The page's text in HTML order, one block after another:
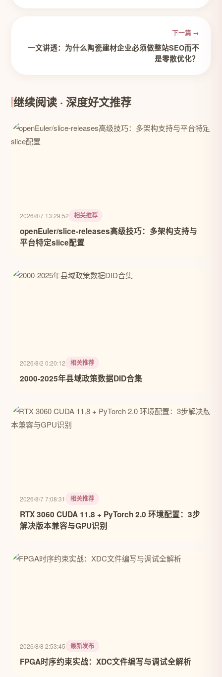
下一篇 →
一文讲透：为什么陶瓷建材企业必须做整站SEO而不
是零散优化？
继续阅读 · 深度好文推荐
2026/8/7 13:29:52 相关推荐
openEuler/slice-releases高级技巧：多架构支持与
平台特定slice配置
2026/8/2 0:20:12 相关推荐
2000-2025年县域政策数据DID合集
2026/8/7 7:08:31 相关推荐
RTX 3060 CUDA 11.8 + PyTorch 2.0 环境配置：3步
解决版本兼容与GPU识别
2026/8/8 2:53:45 最新发布
FPGA时序约束实战：XDC文件编写与调试全解析